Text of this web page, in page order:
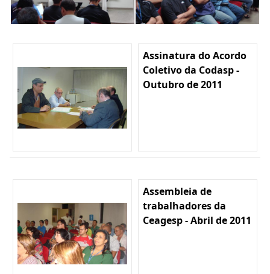
Assinatura do Acordo
Coletivo da Codasp -
Outubro de 2011
Assembleia de
trabalhadores da
Ceagesp - Abril de 2011